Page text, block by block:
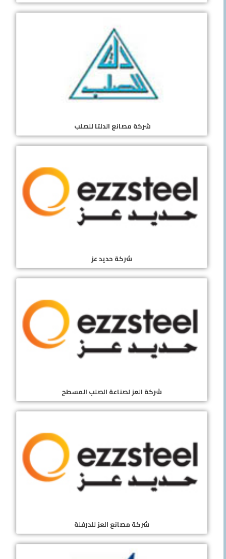
شركة مصانع الدلتا للصلب
شركة حديد عز
شركة العز لصناعة الصلب المسطح
شركة مصانع العز للدرفلة